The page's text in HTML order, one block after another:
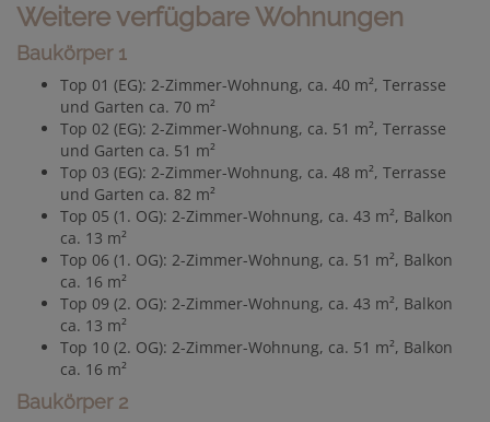
Weitere verfügbare Wohnungen
Baukörper 1
Top 01 (EG): 2-Zimmer-Wohnung, ca. 40 m², Terrasse
und Garten ca. 70 m²
Top 02 (EG): 2-Zimmer-Wohnung, ca. 51 m², Terrasse
und Garten ca. 51 m²
Top 03 (EG): 2-Zimmer-Wohnung, ca. 48 m², Terrasse
und Garten ca. 82 m²
Top 05 (1. OG): 2-Zimmer-Wohnung, ca. 43 m², Balkon
ca. 13 m²
Top 06 (1. OG): 2-Zimmer-Wohnung, ca. 51 m², Balkon
ca. 16 m²
Top 09 (2. OG): 2-Zimmer-Wohnung, ca. 43 m², Balkon
ca. 13 m²
Top 10 (2. OG): 2-Zimmer-Wohnung, ca. 51 m², Balkon
ca. 16 m²
Baukörper 2